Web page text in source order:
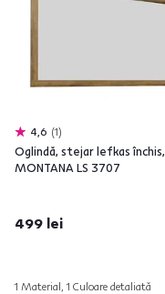
4,6 1
Oglindă, stejar lefkas închis,
MONTANA LS 3707
499 lei
1 Material, 1 Culoare detaliată